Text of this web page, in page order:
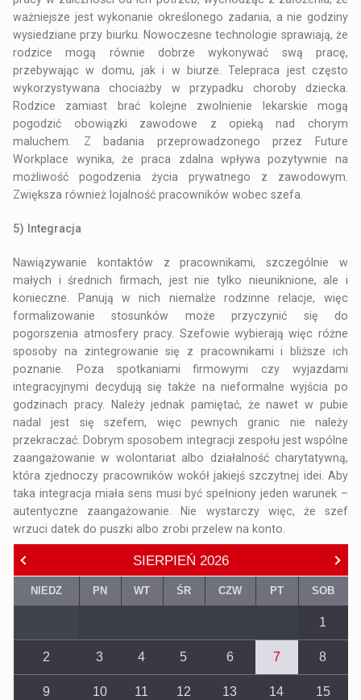
ważniejsze jest wykonanie określonego zadania, a nie godziny
wysiedziane przy biurku. Nowoczesne technologie sprawiają, że
rodzice mogą równie dobrze wykonywać swą pracę,
przebywając w domu, jak i w biurze. Telepraca jest często
wykorzystywana chociażby w przypadku choroby dziecka.
Rodzice zamiast brać kolejne zwolnienie lekarskie mogą
pogodzić obowiązki zawodowe z opieką nad chorym
maluchem. Z badania przeprowadzonego przez Future
Workplace wynika, że praca zdalna wpływa pozytywnie na
możliwość pogodzenia życia prywatnego z zawodowym.
Zwiększa również lojalność pracowników wobec szefa.
5) Integracja
Nawiązywanie kontaktów z pracownikami, szczególnie w
małych i średnich firmach, jest nie tylko nieuniknione, ale i
konieczne. Panują w nich niemalże rodzinne relacje, więc
formalizowanie stosunków może przyczynić się do
pogorszenia atmosfery pracy. Szefowie wybierają więc różne
sposoby na zintegrowanie się z pracownikami i bliższe ich
poznanie. Poza spotkaniami firmowymi czy wyjazdami
integracyjnymi decydują się także na nieformalne wyjścia po
godzinach pracy. Należy jednak pamiętać, że nawet w pubie
nadal jest się szefem, więc pewnych granic nie należy
przekraczać. Dobrym sposobem integracji zespołu jest wspólne
zaangażowanie w wolontariat albo działalność charytatywną,
która zjednoczy pracowników wokół jakiejś szczytnej idei. Aby
taka integracja miała sens musi być spełniony jeden warunek –
autentyczne zaangażowanie. Nie wystarczy więc, że szef
wrzuci datek do puszki albo zrobi przelew na konto.
SIERPIEŃ 2026
NIEDZ PN WT ŚR CZW PT SOB
1
2 3 4 5 6 7 8
9 10 11 12 13 14 15